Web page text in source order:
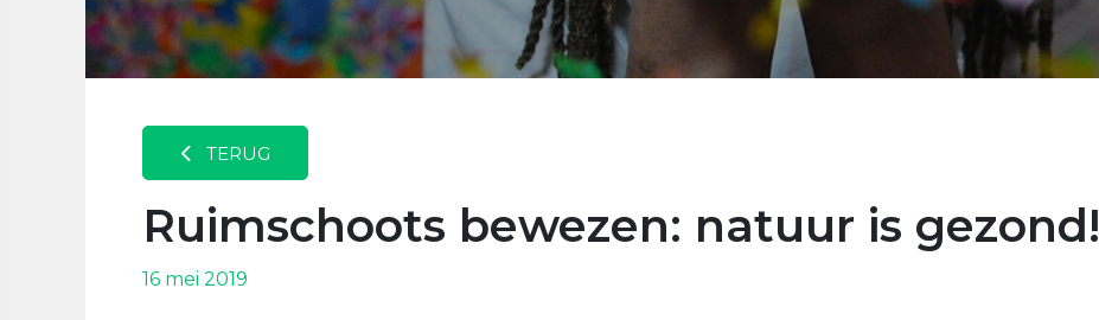
TERUG
Ruimschoots bewezen: natuur is gezond!
16 mei 2019